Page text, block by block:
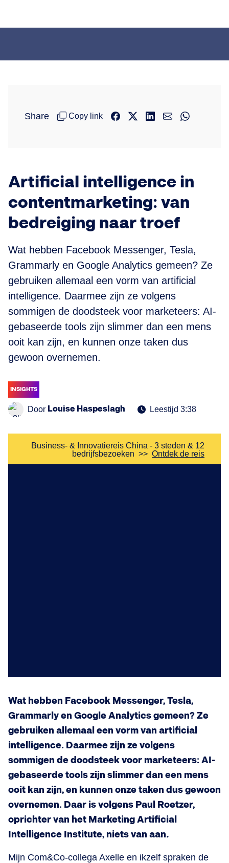
Share Copy link
Artificial intelligence in
contentmarketing: van
bedreiging naar troef
Wat hebben Facebook Messenger, Tesla,
Grammarly en Google Analytics gemeen? Ze
gebruiken allemaal een vorm van artificial
intelligence. Daarmee zijn ze volgens
sommigen de doodsteek voor marketeers: AI-
gebaseerde tools zijn slimmer dan een mens
ooit kan zijn, en kunnen onze taken dus
gewoon overnemen.
INSIGHTS
Door Louise Haspeslagh Leestijd 3:38
Business- & Innovatiereis China - 3 steden & 12
bedrijfsbezoeken >> Ontdek de reis
Wat hebben Facebook Messenger, Tesla,
Grammarly en Google Analytics gemeen? Ze
gebruiken allemaal een vorm van artificial
intelligence. Daarmee zijn ze volgens
sommigen de doodsteek voor marketeers: AI-
gebaseerde tools zijn slimmer dan een mens
ooit kan zijn, en kunnen onze taken dus gewoon
overnemen. Daar is volgens Paul Roetzer,
oprichter van het Marketing Artificial
Intelligence Institute, niets van aan.
Mijn Com&Co-collega Axelle en ikzelf spraken de